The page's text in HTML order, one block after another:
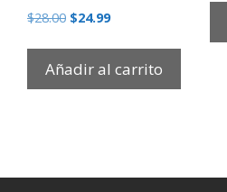
$28.00 $24.99
Añadir al carrito